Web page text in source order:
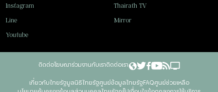
Instagram
Line
Youtube
Thairath TV
Mirror
ติดต่อโฆษณาร่วมงานกับเราติดต่อเรา
เกี่ยวกับไทยรัฐมูลนิธิไทยรัฐศูนย์ข้อมูลไทยรัฐFAQศูนย์ช่วยเหลือ